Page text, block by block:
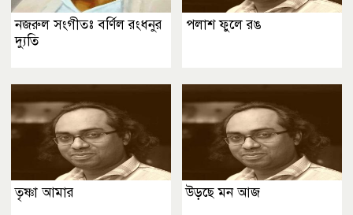
নজরুল সংগীতঃ বর্ণিল রংধনুর
দ্যুতি
পলাশ ফুলে রঙ
তৃষ্ণা আমার উড়ছে মন আজ